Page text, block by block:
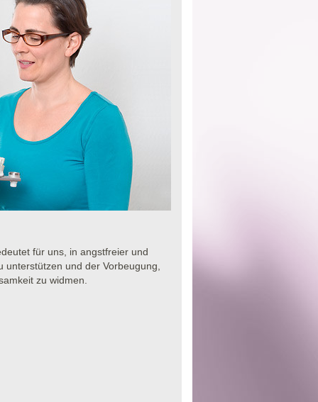
für uns, in angstfreier und
und der Vorbeugung,
zu widmen.